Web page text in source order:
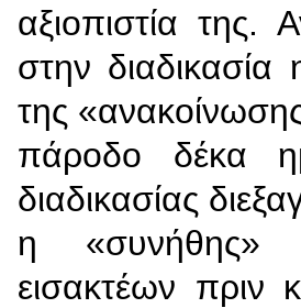
αξιοπιστία της.
στην
της
πάροδο δέκα
διαδικασίας
η «συνήθης»
εισακτέων πριν